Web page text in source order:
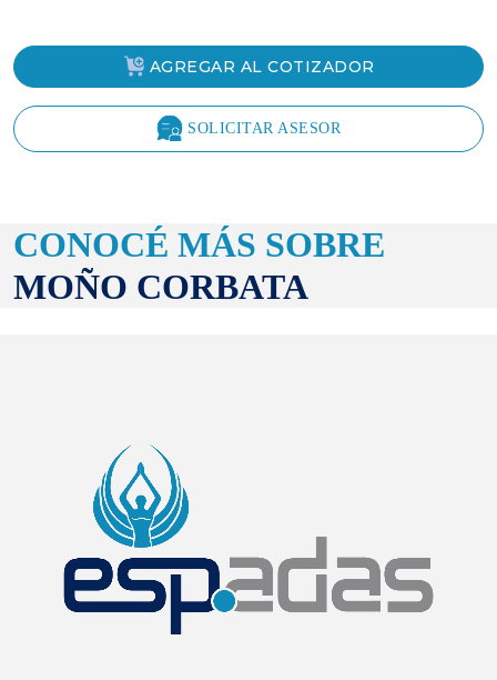
AGREGAR AL COTIZADOR
SOLICITAR ASESOR
CONOCÉ MÁS SOBRE
MOÑO CORBATA